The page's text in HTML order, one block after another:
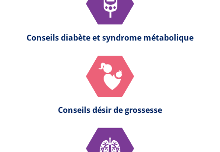
Conseils diabète et syndrome métabolique
Conseils désir de grossesse